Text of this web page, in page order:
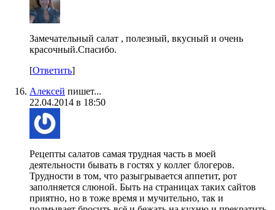
Замечательный салат , полезный, вкусный и очень
красочный.Спасибо.
[Ответить]
Алексей пишет...
22.04.2014 в 18:50
Рецепты салатов самая трудная часть в моей
деятельности бывать в гостях у коллег блогеров.
Трудности в том, что разыгрывается аппетит, рот
заполняется слюной. Быть на страницах таких сайтов
приятно, но в тоже время и мучительно, так и